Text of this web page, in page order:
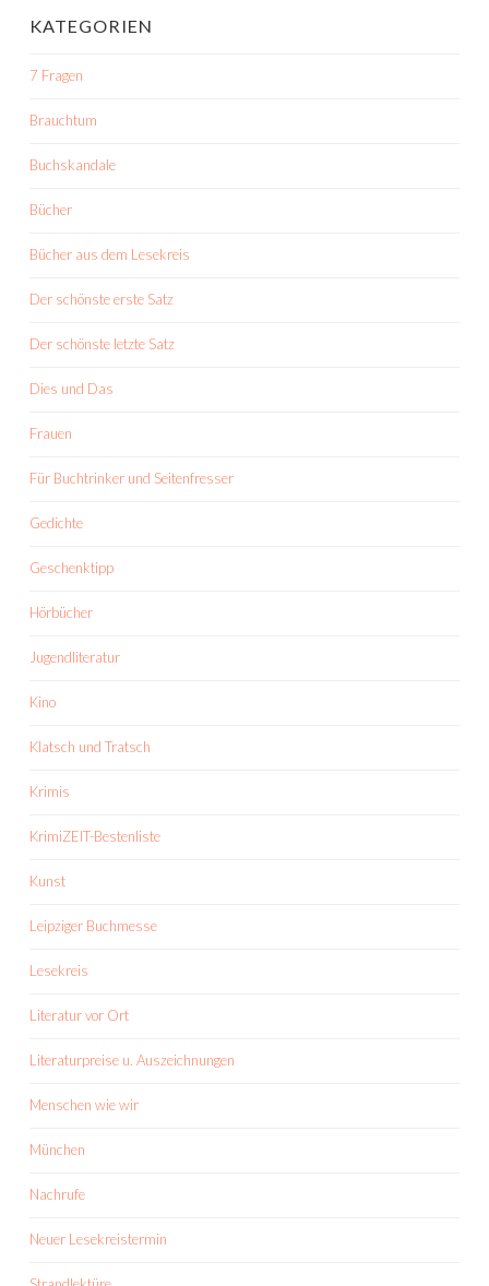
KATEGORIEN
7 Fragen
Brauchtum
Buchskandale
Bücher
Bücher aus dem Lesekreis
Der schönste erste Satz
Der schönste letzte Satz
Dies und Das
Frauen
Für Buchtrinker und Seitenfresser
Gedichte
Geschenktipp
Hörbücher
Jugendliteratur
Kino
Klatsch und Tratsch
Krimis
KrimiZEIT-Bestenliste
Kunst
Leipziger Buchmesse
Lesekreis
Literatur vor Ort
Literaturpreise u. Auszeichnungen
Menschen wie wir
München
Nachrufe
Neuer Lesekreistermin